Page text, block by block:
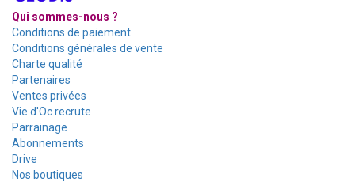
Qui sommes-nous ?
Conditions de paiement
Conditions générales de vente
Charte qualité
Partenaires
Ventes privées
Vie d'Oc recrute
Parrainage
Abonnements
Drive
Nos boutiques